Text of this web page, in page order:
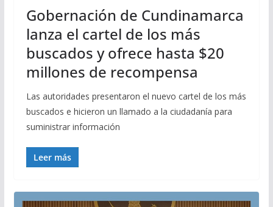
Gobernación de Cundinamarca
lanza el cartel de los más
buscados y ofrece hasta $20
millones de recompensa
Las autoridades presentaron el nuevo cartel de los más
buscados e hicieron un llamado a la ciudadanía para
suministrar información
Leer más